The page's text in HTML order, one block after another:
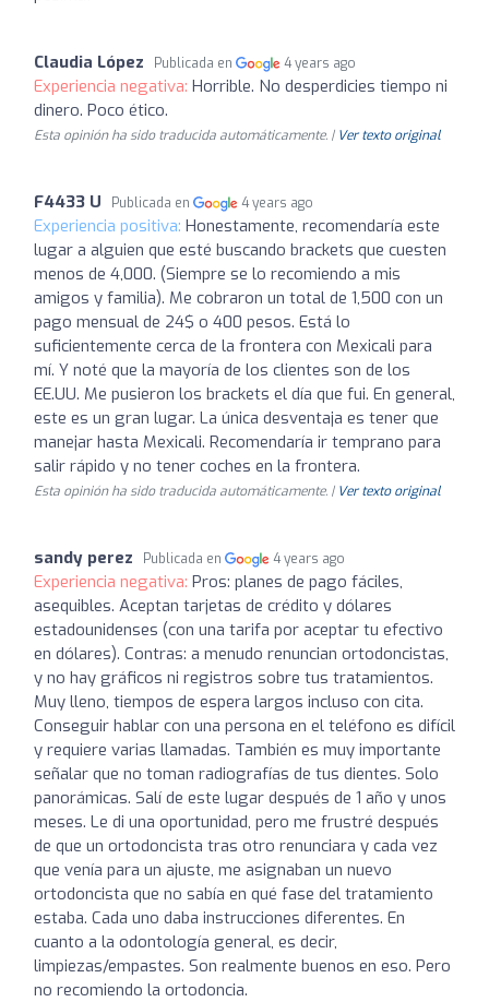
Claudia López Publicada en 4 years ago
Experiencia negativa: Horrible. No desperdicies tiempo ni
dinero. Poco ético.
Esta opinión ha sido traducida automáticamente. | Ver texto original
F4433 U Publicada en 4 years ago
Experiencia positiva: Honestamente, recomendaría este
lugar a alguien que esté buscando brackets que cuesten
menos de 4,000. (Siempre se lo recomiendo a mis
amigos y familia). Me cobraron un total de 1,500 con un
pago mensual de 24$ o 400 pesos. Está lo
suficientemente cerca de la frontera con Mexicali para
mí. Y noté que la mayoría de los clientes son de los
EE.UU. Me pusieron los brackets el día que fui. En general,
este es un gran lugar. La única desventaja es tener que
manejar hasta Mexicali. Recomendaría ir temprano para
salir rápido y no tener coches en la frontera.
Esta opinión ha sido traducida automáticamente. | Ver texto original
sandy perez Publicada en 4 years ago
Experiencia negativa: Pros: planes de pago fáciles,
asequibles. Aceptan tarjetas de crédito y dólares
estadounidenses (con una tarifa por aceptar tu efectivo
en dólares). Contras: a menudo renuncian ortodoncistas,
y no hay gráficos ni registros sobre tus tratamientos.
Muy lleno, tiempos de espera largos incluso con cita.
Conseguir hablar con una persona en el teléfono es difícil
y requiere varias llamadas. También es muy importante
señalar que no toman radiografías de tus dientes. Solo
panorámicas. Salí de este lugar después de 1 año y unos
meses. Le di una oportunidad, pero me frustré después
de que un ortodoncista tras otro renunciara y cada vez
que venía para un ajuste, me asignaban un nuevo
ortodoncista que no sabía en qué fase del tratamiento
estaba. Cada uno daba instrucciones diferentes. En
cuanto a la odontología general, es decir,
limpiezas/empastes. Son realmente buenos en eso. Pero
no recomiendo la ortodoncia.